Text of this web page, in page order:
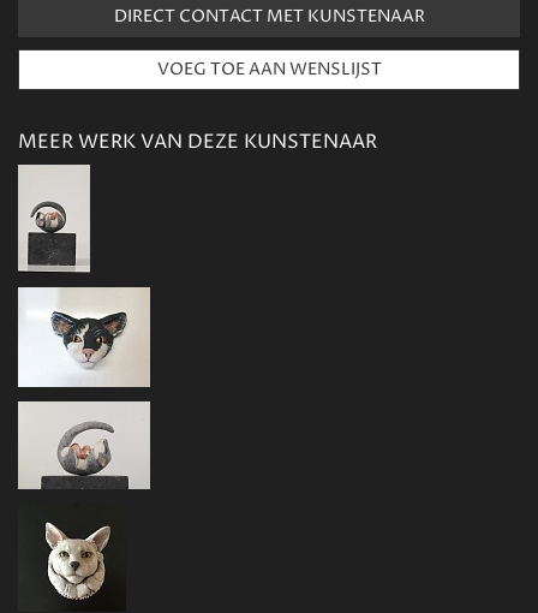
DIRECT CONTACT MET KUNSTENAAR
MEER WERK VAN DEZE KUNSTENAAR